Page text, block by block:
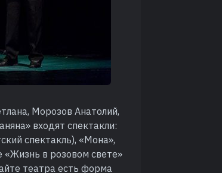
Морозов Анатолий,
входят спектакли:
спектакль), «Мона»,
в розовом свете»
театра есть форма